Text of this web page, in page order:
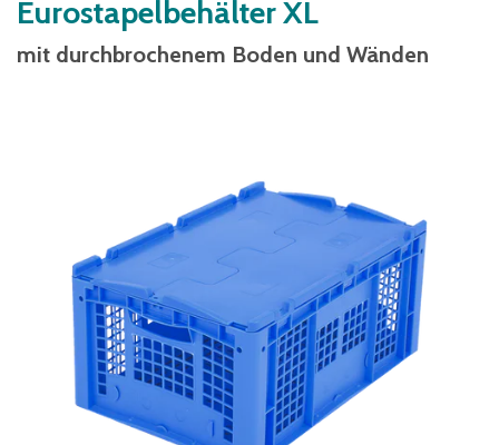
Eurostapelbehälter XL
mit durchbrochenem Boden und Wänden